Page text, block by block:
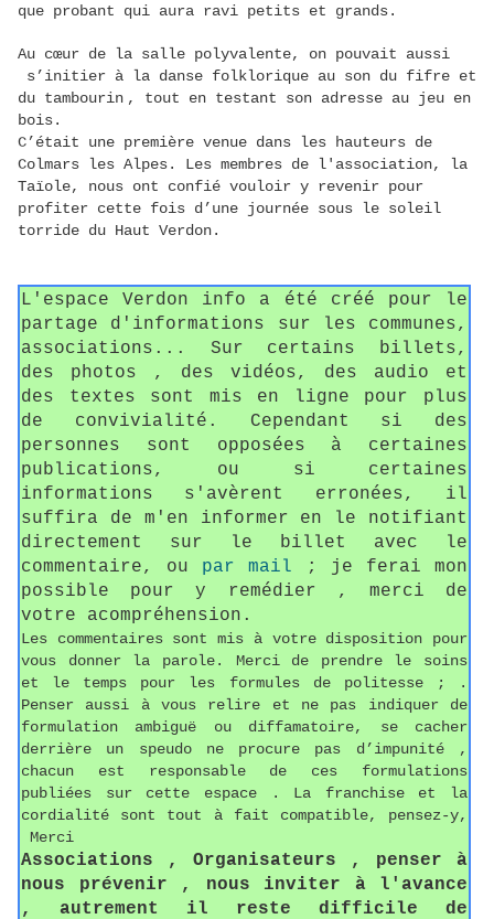
que probant qui aura ravi petits et grands.
Au cœur de la salle polyvalente, on pouvait aussi
s’initier à la danse folklorique au son du fifre et
du tambourin , tout en testant son adresse au jeu en
bois.
C’était une première venue dans les hauteurs de
Colmars les Alpes. Les membres de l'association, la
Taïole, nous ont confié vouloir y revenir pour
profiter cette fois d’une journée sous le soleil
torride du Haut Verdon.
L'espace Verdon info a été créé pour le
partage d'informations sur les communes,
associations... Sur certains billets,
des photos , des vidéos, des audio et
des textes sont mis en ligne pour plus
de convivialité. Cependant si des
personnes sont opposées à certaines
publications, ou si certaines
informations s'avèrent erronées, il
suffira de m'en informer en le notifiant
directement sur le billet avec le
commentaire, ou par mail ; je ferai mon
possible pour y remédier , merci de
votre acompréhension.
Les commentaires sont mis à votre disposition pour
vous donner la parole. Merci de prendre le soins
et le temps pour les formules de politesse ; .
Penser aussi à vous relire et ne pas indiquer de
formulation ambiguë ou diffamatoire, se cacher
derrière un speudo ne procure pas d’impunité ,
chacun est responsable de ces formulations
publiées sur cette espace . La franchise et la
cordialité sont tout à fait compatible, pensez-y,
Merci
Associations , Organisateurs , penser à
nous prévenir , nous inviter à l'avance
, autrement il reste difficile de